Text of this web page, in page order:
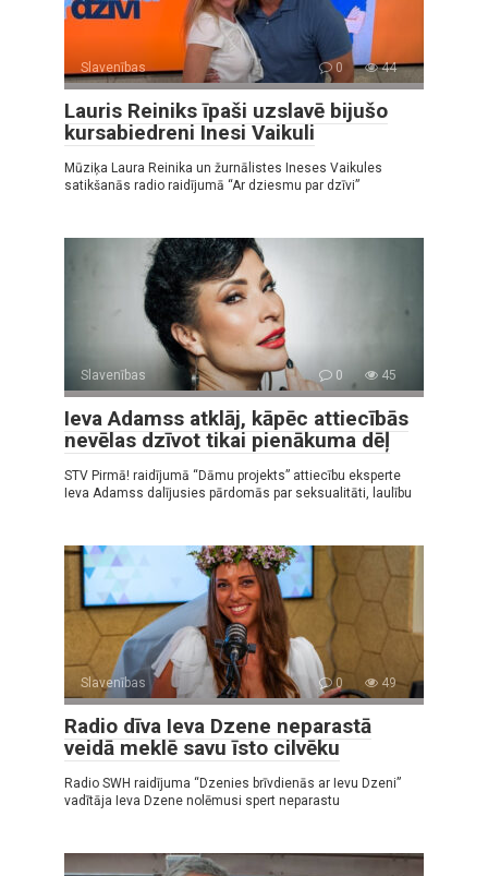
Slavenības 0 44
Lauris Reiniks īpaši uzslavē bijušo
kursabiedreni Inesi Vaikuli
Mūziķa Laura Reinika un žurnālistes Ineses Vaikules
satikšanās radio raidījumā “Ar dziesmu par dzīvi”
Slavenības 0 45
Ieva Adamss atklāj, kāpēc attiecībās
nevēlas dzīvot tikai pienākuma dēļ
STV Pirmā! raidījumā “Dāmu projekts” attiecību eksperte
Ieva Adamss dalījusies pārdomās par seksualitāti, laulību
Slavenības 0 49
Radio dīva Ieva Dzene neparastā
veidā meklē savu īsto cilvēku
Radio SWH raidījuma “Dzenies brīvdienās ar Ievu Dzeni”
vadītāja Ieva Dzene nolēmusi spert neparastu